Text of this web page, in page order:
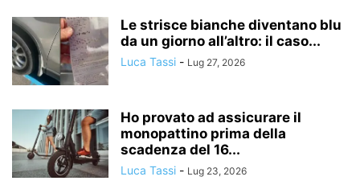
Le strisce bianche diventano blu
da un giorno all’altro: il caso...
Luca Tassi - Lug 27, 2026
Ho provato ad assicurare il
monopattino prima della
scadenza del 16...
Luca Tassi - Lug 23, 2026